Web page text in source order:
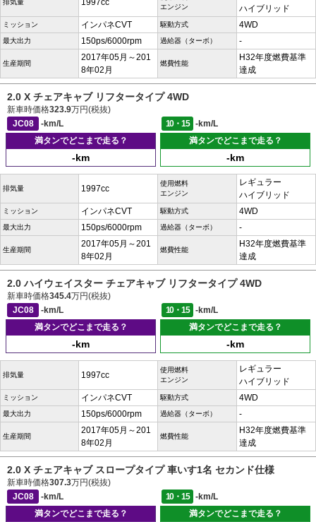
排気量 1997cc
エンジン
ハイブリッド
ミッション インパネCVT 駆動方式 4WD
最大出力 150ps/6000rpm 過給器（ターボ） -
生産期間
2017年05月～201
8年02月
燃費性能
H32年度燃費基準
達成
2.0 X チェアキャブ リフタータイプ 4WD
新車時価格323.9万円(税抜)
JC08
-km/L 10・15
-km/L
満タンでどこまで走る？
-km
満タンでどこまで走る？
-km
排気量 1997cc
使用燃料
エンジン
レギュラー
ハイブリッド
ミッション インパネCVT 駆動方式 4WD
最大出力 150ps/6000rpm 過給器（ターボ） -
生産期間
2017年05月～201
8年02月
燃費性能
H32年度燃費基準
達成
2.0 ハイウェイスター チェアキャブ リフタータイプ 4WD
新車時価格345.4万円(税抜)
JC08
-km/L 10・15
-km/L
満タンでどこまで走る？
-km
満タンでどこまで走る？
-km
排気量 1997cc
使用燃料
エンジン
レギュラー
ハイブリッド
ミッション インパネCVT 駆動方式 4WD
最大出力 150ps/6000rpm 過給器（ターボ） -
生産期間
2017年05月～201
8年02月
燃費性能
H32年度燃費基準
達成
2.0 X チェアキャブ スロープタイプ 車いす1名 セカンド仕様
新車時価格307.3万円(税抜)
JC08
-km/L 10・15
-km/L
満タンでどこまで走る？
満タンでどこまで走る？